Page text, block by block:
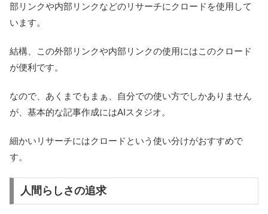
部リンクや内部リンクなどのリサーチにクロードを使用して
います。
結構、この外部リンクや内部リンクの使用にはこのクロード
が便利です。
なので、あくまでもまぁ、自分での使い方でしかありません
が、基本的な記事作成にはAIスタジオ。
細かいリサーチにはクロードという使い分けがおすすめで
す。
人間らしさの追求